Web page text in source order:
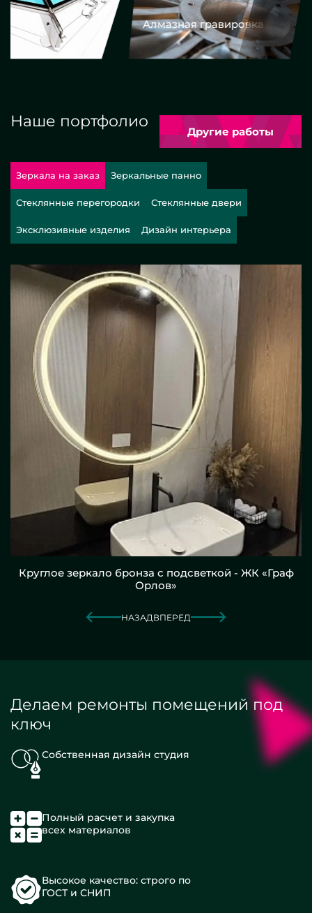
Алмазная гравировка
Наше портфолио
Другие работы
Зеркала на заказ Зеркальные панно
Стеклянные перегородки Стеклянные двери
Эксклюзивные изделия Дизайн интерьера
Круглое зеркало бронза с подсветкой - ЖК «Граф
Орлов»
НАЗАД ВПЕРЕД
Делаем ремонты помещений под
ключ
Собственная дизайн студия
Полный расчет и закупка
всех материалов
Высокое качество: строго по
ГОСТ и СНИП